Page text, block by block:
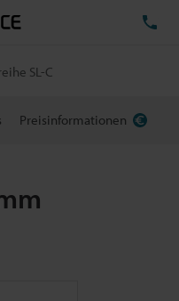
SL-C
Preisinformationen